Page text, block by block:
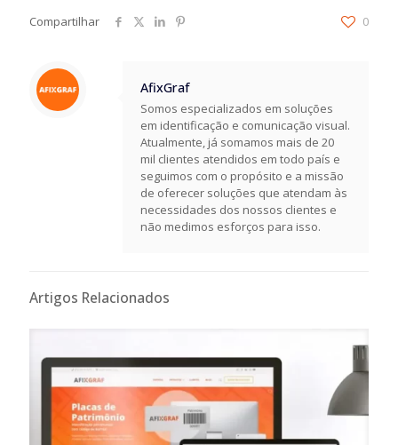
Compartilhar 0
AfixGraf
Somos especializados em soluções
em identificação e comunicação visual.
Atualmente, já somamos mais de 20
mil clientes atendidos em todo país e
seguimos com o propósito e a missão
de oferecer soluções que atendam às
necessidades dos nossos clientes e
não medimos esforços para isso.
Artigos Relacionados